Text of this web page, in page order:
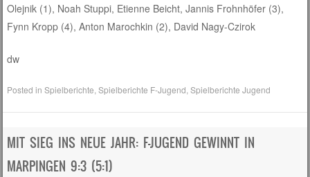
Olejnik (1), Noah Stuppi, Etienne Beicht, Jannis Frohnhöfer (3),
Fynn Kropp (4), Anton Marochkin (2), David Nagy-Czirok
dw
Posted inSpielberichte ,Spielberichte F-Jugend ,Spielberichte Jugend
MIT SIEG INS NEUE JAHR: F-JUGEND GEWINNT IN
MARPINGEN 9:3 (5:1)